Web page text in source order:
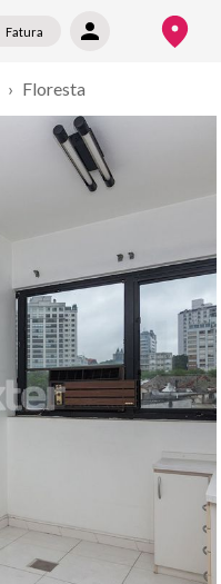
Fatura
› Floresta